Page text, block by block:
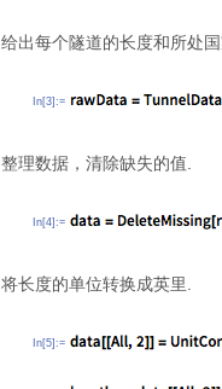
给出每个隧道的长度和所处
In[3]:=
整理数据，清除缺失的值.
In[4]:=
将长度的单位转换成英里.
In[5]:=